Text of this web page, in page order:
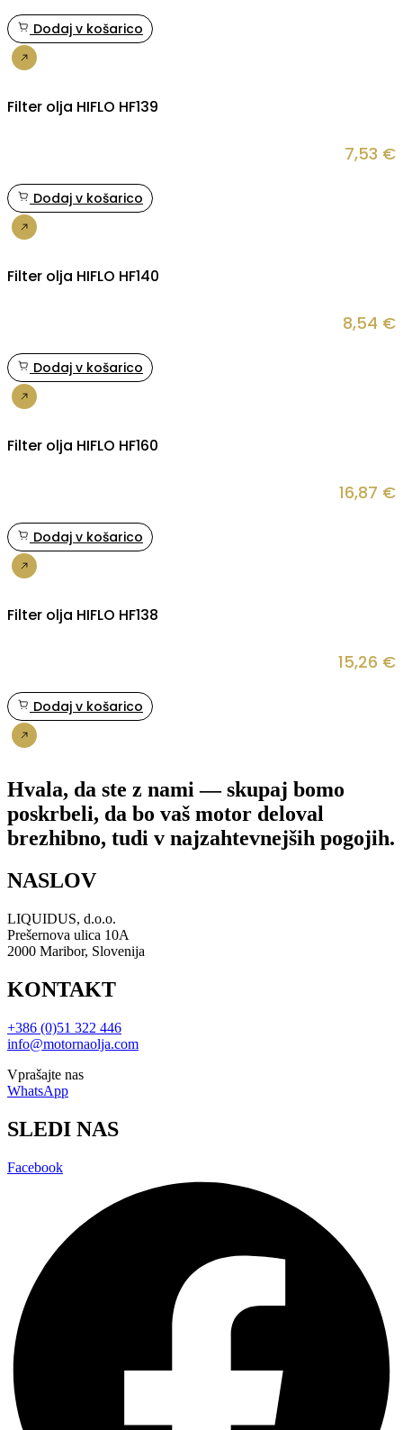
Dodaj v košarico
Filter olja HIFLO HF139
7,53 €
Dodaj v košarico
Filter olja HIFLO HF140
8,54 €
Dodaj v košarico
Filter olja HIFLO HF160
16,87 €
Dodaj v košarico
Filter olja HIFLO HF138
15,26 €
Dodaj v košarico
Hvala, da ste z nami — skupaj bomo
poskrbeli, da bo vaš motor deloval
brezhibno, tudi v najzahtevnejših pogojih.
NASLOV
LIQUIDUS, d.o.o.
Prešernova ulica 10A
2000 Maribor, Slovenija
KONTAKT
+386 (0)51 322 446
info@motornaolja.com
Vprašajte nas
WhatsApp
SLEDI NAS
Facebook